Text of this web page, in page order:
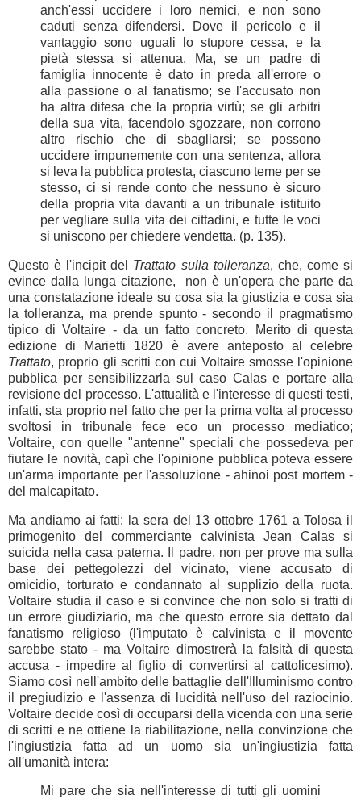
anch'essi uccidere i loro nemici, e non sono
caduti senza difendersi. Dove il pericolo e il
vantaggio sono uguali lo stupore cessa, e la
pietà stessa si attenua. Ma, se un padre di
famiglia innocente è dato in preda all'errore o
alla passione o al fanatismo; se l'accusato non
ha altra difesa che la propria virtù; se gli arbitri
della sua vita, facendolo sgozzare, non corrono
altro rischio che di sbagliarsi; se possono
uccidere impunemente con una sentenza, allora
si leva la pubblica protesta, ciascuno teme per se
stesso, ci si rende conto che nessuno è sicuro
della propria vita davanti a un tribunale istituito
per vegliare sulla vita dei cittadini, e tutte le voci
si uniscono per chiedere vendetta. (p. 135).
Questo è l'incipit del Trattato sulla tolleranza, che, come si
evince dalla lunga citazione, non è un'opera che parte da
una constatazione ideale su cosa sia la giustizia e cosa sia
la tolleranza, ma prende spunto - secondo il pragmatismo
tipico di Voltaire - da un fatto concreto. Merito di questa
edizione di Marietti 1820 è avere anteposto al celebre
Trattato, proprio gli scritti con cui Voltaire smosse l'opinione
pubblica per sensibilizzarla sul caso Calas e portare alla
revisione del processo. L'attualità e l'interesse di questi testi,
infatti, sta proprio nel fatto che per la prima volta al processo
svoltosi in tribunale fece eco un processo mediatico;
Voltaire, con quelle "antenne" speciali che possedeva per
fiutare le novità, capì che l'opinione pubblica poteva essere
un'arma importante per l'assoluzione - ahinoi post mortem -
del malcapitato.
Ma andiamo ai fatti: la sera del 13 ottobre 1761 a Tolosa il
primogenito del commerciante calvinista Jean Calas si
suicida nella casa paterna. Il padre, non per prove ma sulla
base dei pettegolezzi del vicinato, viene accusato di
omicidio, torturato e condannato al supplizio della ruota.
Voltaire studia il caso e si convince che non solo si tratti di
un errore giudiziario, ma che questo errore sia dettato dal
fanatismo religioso (l'imputato è calvinista e il movente
sarebbe stato - ma Voltaire dimostrerà la falsità di questa
accusa - impedire al figlio di convertirsi al cattolicesimo).
Siamo così nell'ambito delle battaglie dell'Illuminismo contro
il pregiudizio e l'assenza di lucidità nell'uso del raziocinio.
Voltaire decide così di occuparsi della vicenda con una serie
di scritti e ne ottiene la riabilitazione, nella convinzione che
l'ingiustizia fatta ad un uomo sia un'ingiustizia fatta
all'umanità intera:
Mi pare che sia nell'interesse di tutti gli uomini